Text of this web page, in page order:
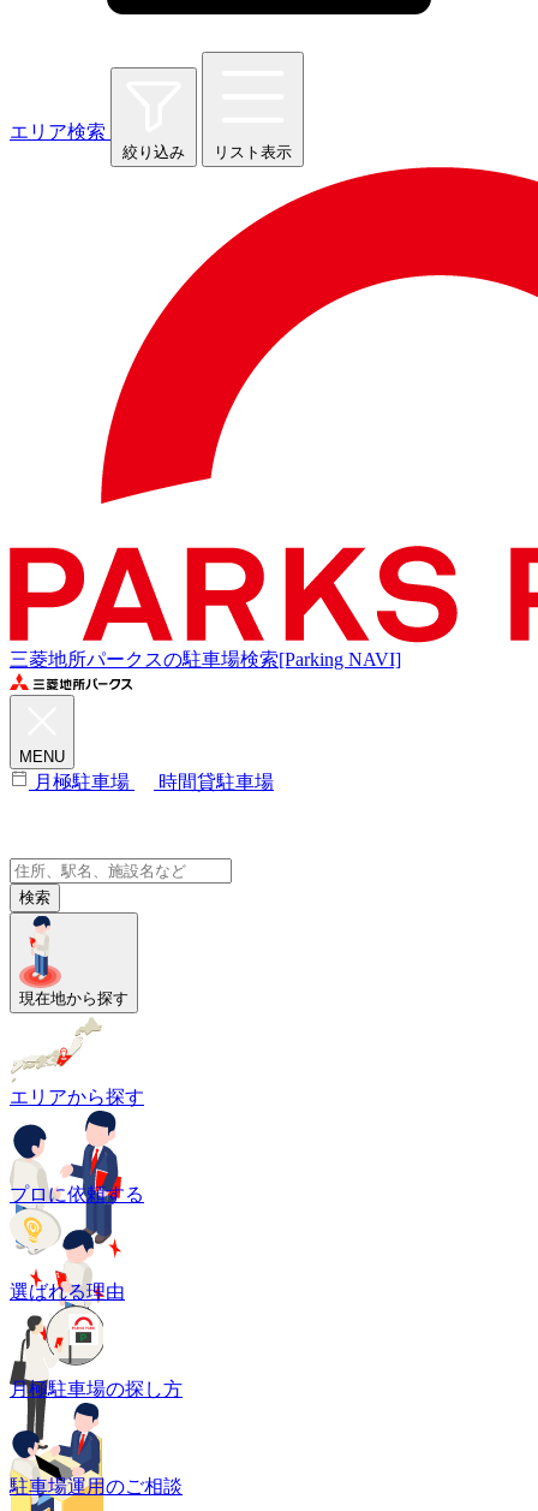
エリア検索
絞り込み リスト表示
三菱地所パークスの駐車場検索[Parking NAVI]
MENU
月極駐車場 時間貸駐車場
検索
現在地から探す
エリアから探す
プロに依頼する
選ばれる理由
月極駐車場の探し方
駐車場運用のご相談